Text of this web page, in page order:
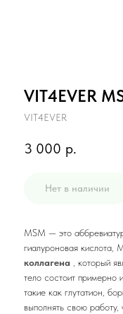
VIT4EVER
VIT4EVER
3 000 р.
Нет в наличии
MSM — это
гиалуроновая
коллагена , который
тело состоит
такие как глутатион,
выполнять свою